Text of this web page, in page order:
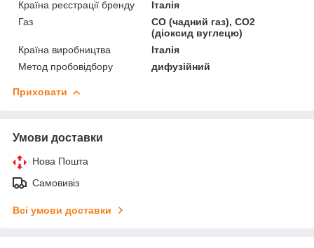
Країна реєстрації бренду
Італія
Газ
CO (чадний газ), CO2
(діоксид вуглецю)
Країна виробництва
Італія
Метод пробовідбору
дифузійний
Приховати
Умови доставки
Нова Пошта
Самовивіз
Всі умови доставки